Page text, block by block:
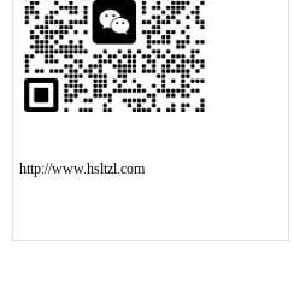
http://www.hsltzl.com